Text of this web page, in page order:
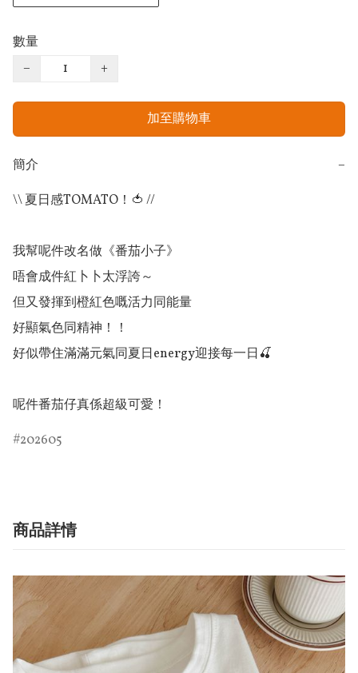
數量
−
+
加至購物車
簡介
−
\\ 夏日感TOMATO！🍅 //
我幫呢件改名做《番茄小子》
唔會成件紅卜卜太浮誇～
但又發揮到橙紅色嘅活力同能量
好顯氣色同精神！！
好似帶住滿滿元氣同夏日energy迎接每一日🍒
呢件番茄仔真係超級可愛！
202605
商品詳情